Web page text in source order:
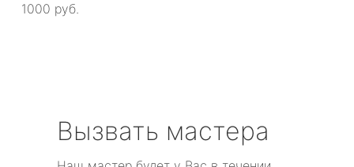
1000 руб.
Вызвать мастера